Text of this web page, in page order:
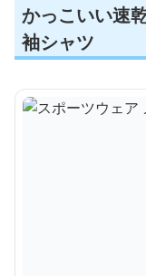
かっこいい速
袖シャツ